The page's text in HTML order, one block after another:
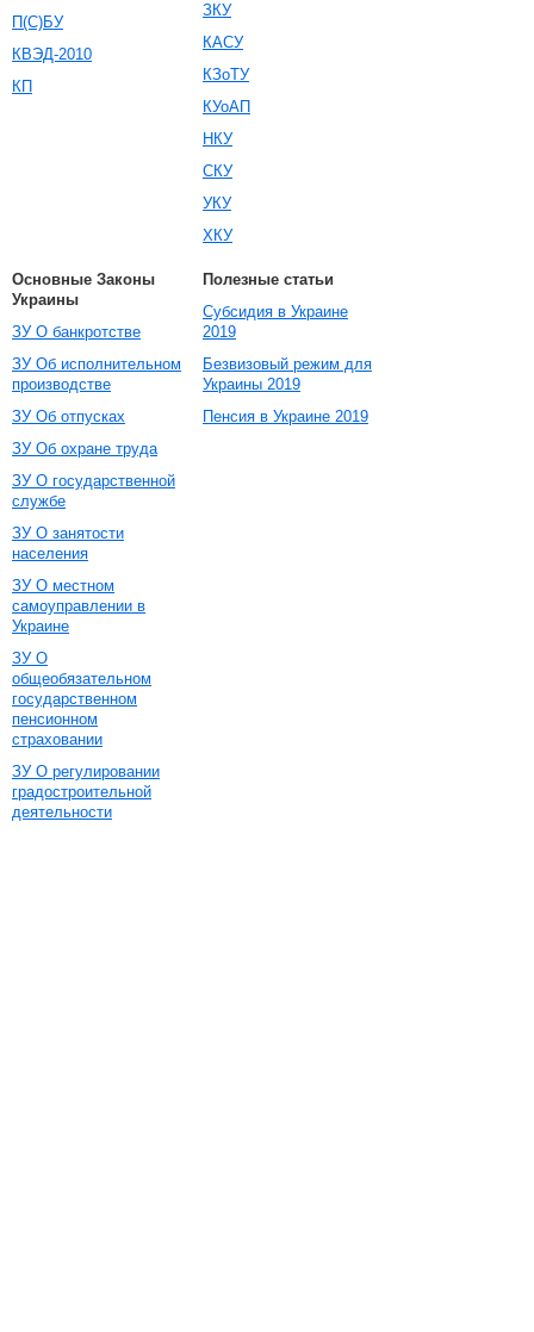
П(С)БУ
КВЭД-2010
КП
ЗКУ
КАСУ
КЗоТУ
КУоАП
НКУ
СКУ
УКУ
ХКУ
Основные Законы
Украины
ЗУ О банкротстве
ЗУ Об исполнительном
производстве
ЗУ Об отпусках
ЗУ Об охране труда
ЗУ О государственной
службе
ЗУ О занятости
населения
ЗУ О местном
самоуправлении в
Украине
ЗУ О
общеобязательном
государственном
пенсионном
страховании
ЗУ О регулировании
градостроительной
деятельности
Полезные статьи
Субсидия в Украине
2019
Безвизовый режим для
Украины 2019
Пенсия в Украине 2019